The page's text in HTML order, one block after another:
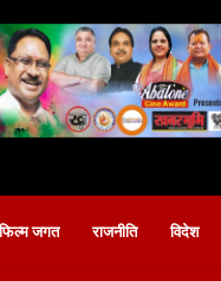
फिल्म जगत राजनीति विदेश